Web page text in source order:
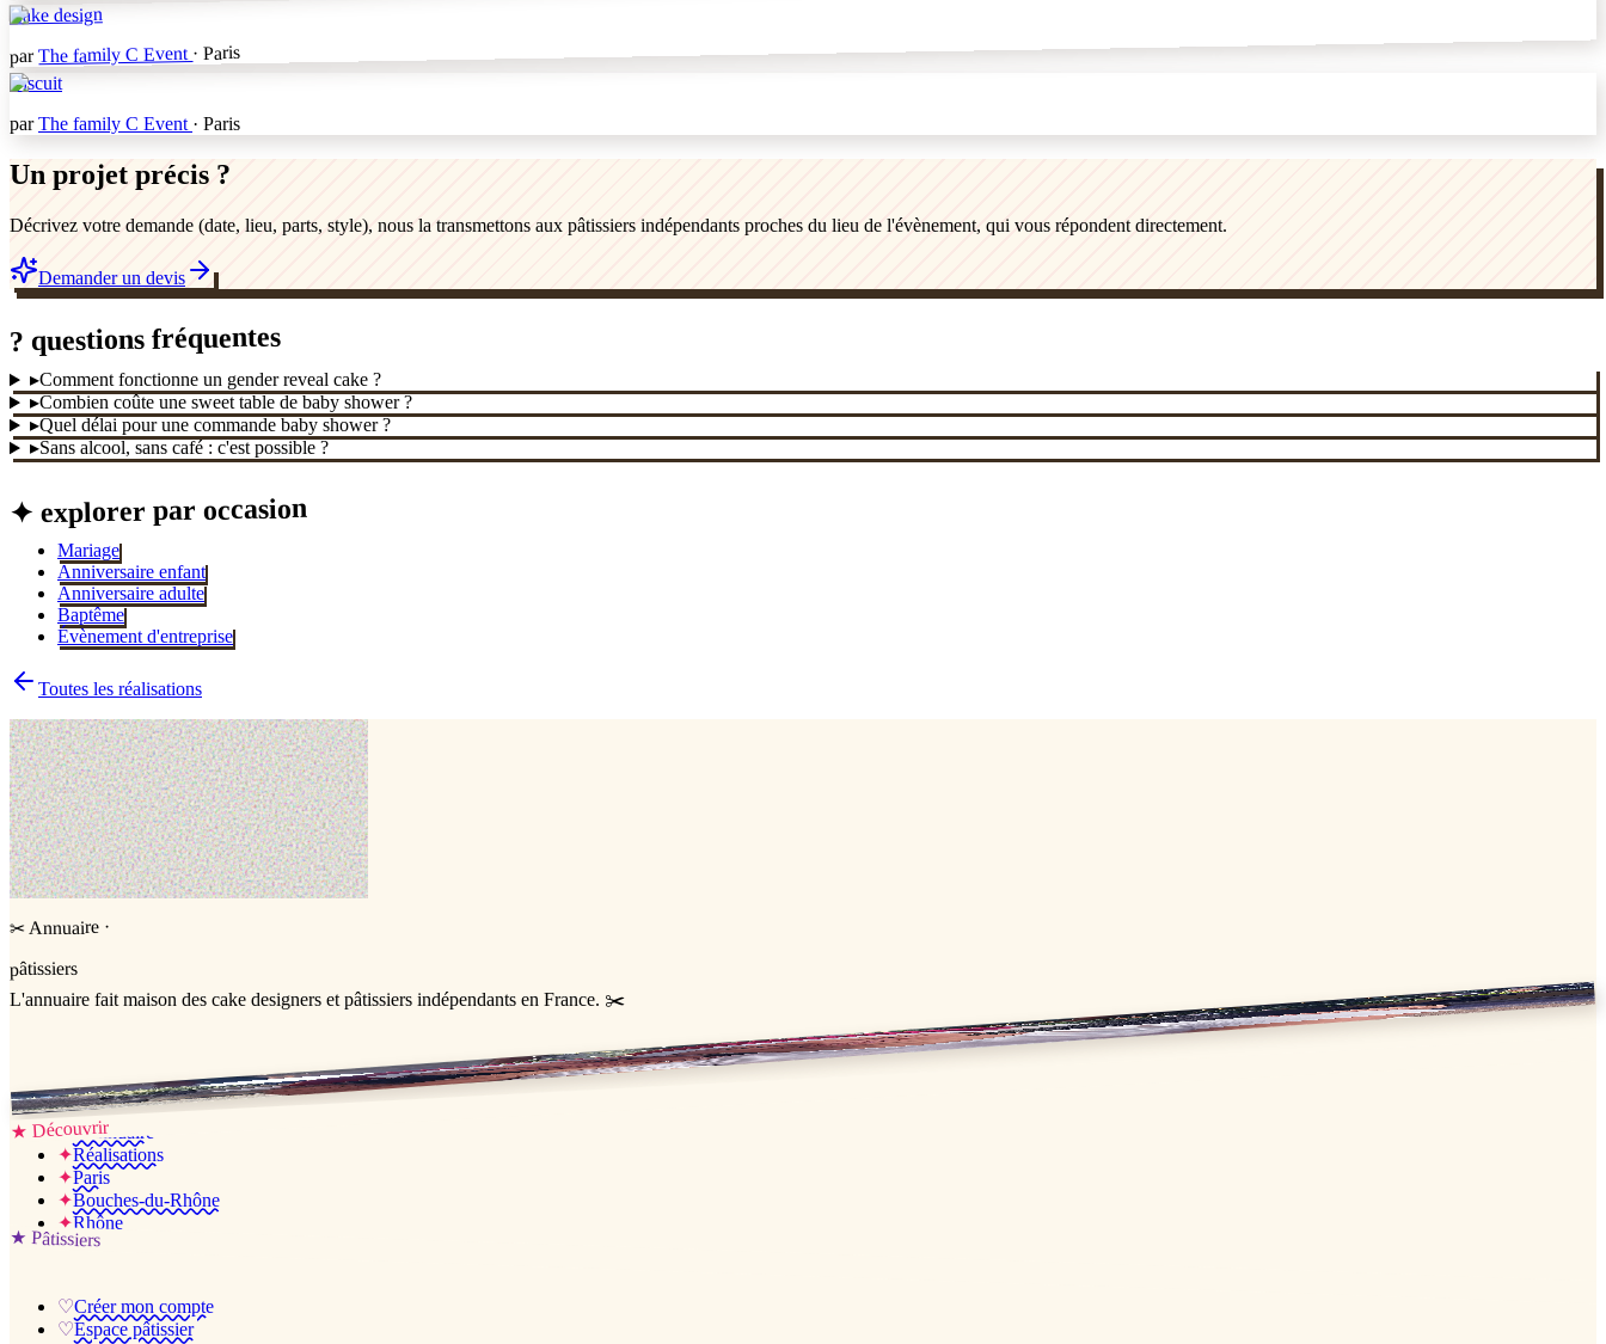
Cake design
par The family C Event · Paris
Biscuit
par The family C Event · Paris
Un projet précis ?
Décrivez votre demande (date, lieu, parts, style), nous la transmettons aux pâtissiers indépendants proches du lieu de l'évènement, qui vous répondent directement.
Demander un devis
? questions fréquentes
▸Comment fonctionne un gender reveal cake ?
▸Combien coûte une sweet table de baby shower ?
▸Quel délai pour une commande baby shower ?
▸Sans alcool, sans café : c'est possible ?
✦ explorer par occasion
Mariage
Anniversaire enfant
Anniversaire adulte
Baptême
Évènement d'entreprise
Toutes les réalisations
✂ Annuaire ·
pâtissiers
L'annuaire fait maison des cake designers et pâtissiers indépendants en France. ✂️
Jessica & Jérémy ♡
★Découvrir
✦L’annuaire
✦Réalisations
✦Paris
✦Bouches-du-Rhône
✦Rhône
★Pâtissiers
♡Créer mon compte
♡Espace pâtissier